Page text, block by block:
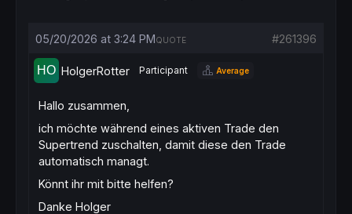
05/20/2026 at 3:24 PM #261396
QUOTE
HolgerRotter Participant Average
Hallo zusammen,
ich möchte während eines aktiven Trade den
Supertrend zuschalten, damit diese den Trade
automatisch managt.
Könnt ihr mit bitte helfen?
Danke Holger